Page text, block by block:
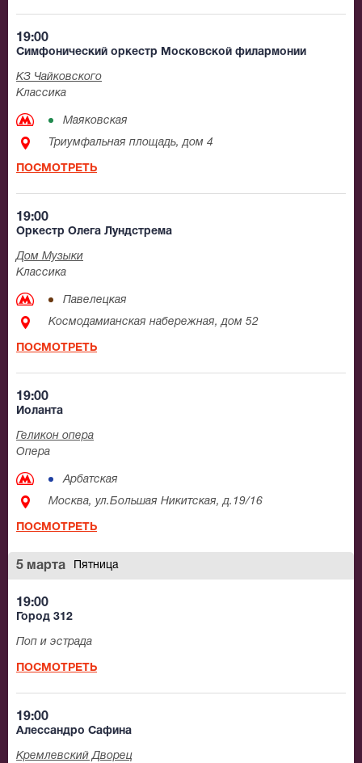
19:00
Симфонический оркестр Московской филармонии
КЗ Чайковского
Классика
Маяковская
Триумфальная площадь, дом 4
ПОСМОТРЕТЬ
19:00
Оркестр Олега Лундстрема
Дом Музыки
Классика
Павелецкая
Космодамианская набережная, дом 52
ПОСМОТРЕТЬ
19:00
Иоланта
Геликон опера
Опера
Арбатская
Москва, ул.Большая Никитская, д.19/16
ПОСМОТРЕТЬ
5 марта Пятница
19:00
Город 312
Поп и эстрада
ПОСМОТРЕТЬ
19:00
Алессандро Сафина
Кремлевский Дворец